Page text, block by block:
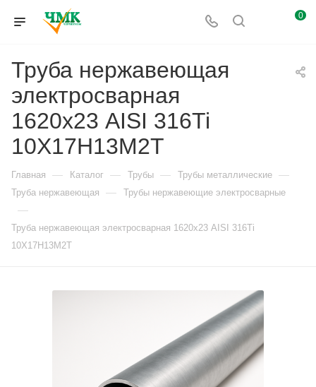
0
Труба нержавеющая
электросварная
1620х23 AISI 316Ti
10Х17Н13М2Т
Главная — Каталог — Трубы — Трубы металлические —
Труба нержавеющая — Трубы нержавеющие электросварные
—
Труба нержавеющая электросварная 1620х23 AISI 316Ti
10Х17Н13М2Т